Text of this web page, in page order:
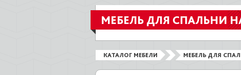
МЕБЕЛЬ ДЛЯ СПАЛЬНИ
КАТАЛОГ МЕБЕЛИ МЕБЕЛЬ ДЛЯ